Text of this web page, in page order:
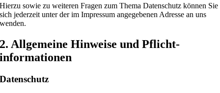
Hierzu sowie zu weiteren Fragen zum Thema Datenschutz können Sie
sich jederzeit unter der im Impressum angegebenen Adresse an uns
wenden.
2. Allgemeine Hinweise und Pflicht­
informationen
Datenschutz